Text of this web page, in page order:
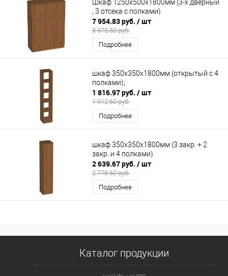
Шкаф 1250х500х1800мм (3-х дверный
, 3 отсека с полками)
7 954.83 руб. / шт
8 373.50 руб.
Подробнее
шкаф 350х350х1800мм (открытый с 4
полками);
1 816.97 руб. / шт
1 912.60 руб.
Подробнее
шкаф 350х350х1800мм (3 закр. + 2
закр. и 4 полками)
2 639.67 руб. / шт
2 778.60 руб.
Подробнее
Каталог продукции